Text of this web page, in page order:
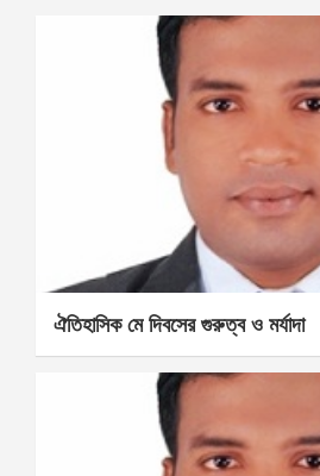
ঐতিহাসিক মে দিবসের গুরুত্ব ও মর্যাদা